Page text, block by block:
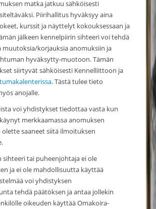
matka jatkuu sähköisesti
Piirihallitus hyväksyy aina
kurssit ja näyttelyt kokouksessaan ja
jälkeen kennelpiirin sihteeri voi tehdä
muutoksia/korjauksia anomuksiin ja
hyväksytty-muotoon. Tämän
siirtyvät sähköisesti Kennelliittoon ja
. Tästä tulee tieto
anojalle.
voi yhdistykset tiedottaa vasta kun
merkkaamassa anomuksen
olette saaneet siitä ilmoituksen
sihteeri tai puheenjohtaja ei ole
ja ei ole mahdollisuutta käyttää
voi yhdistyksen
tehdä päätöksen ja antaa jollekin
oikeuden käyttää Omakoira-